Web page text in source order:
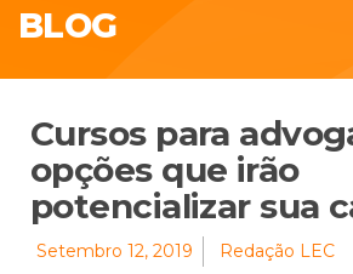
BLOG
Cursos para
opções que irão
potencializar sua
Setembro 12, 2019 Redação LEC